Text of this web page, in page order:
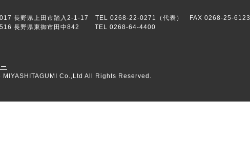
野県上田市踏入2-1-17 TEL 0268-22-0271（代表） FAX 0268-25-6123
長野県東御市田中842 TEL 0268-64-4400
Co.,Ltd All Rights Reserved.